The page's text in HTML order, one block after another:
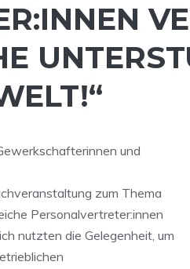
und
zum Thema
Personalvertreter:innen
nutzten die Gelegenheit, um